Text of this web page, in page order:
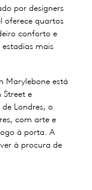
por designers
oferece quartos
conforto e
mais
Marylebone está
Street e
Londres, o
com arte e
à porta. A
à procura de